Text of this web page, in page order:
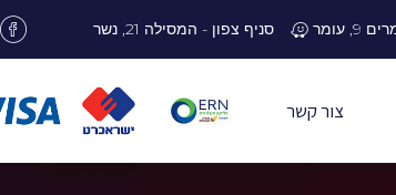
עומר סניף צפון - המסילה 21, נשר
צור קשר